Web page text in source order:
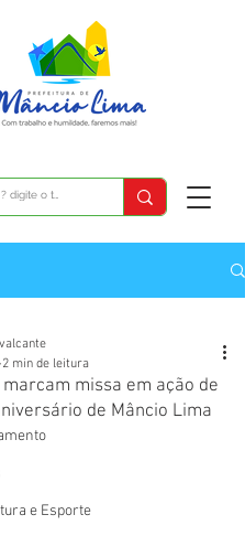
e Esporte
marcam missa em ação de
de Mâncio Lima
2 min de leitura